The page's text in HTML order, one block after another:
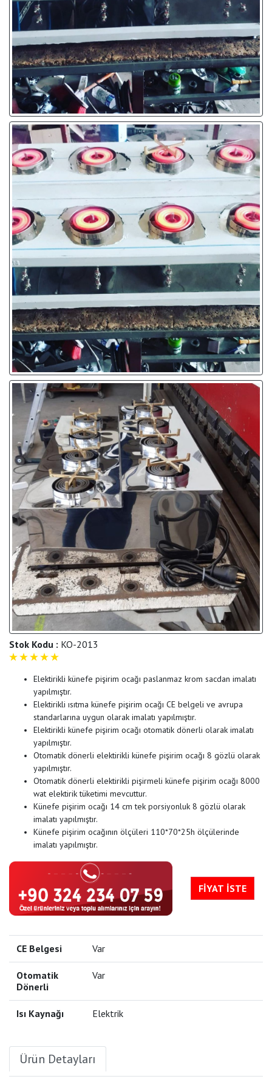
Stok Kodu : KO-2013
Elektirikli künefe pişirim ocağı paslanmaz krom sacdan imalatı
yapılmıştır.
Elektirikli ısıtma künefe pişirim ocağı CE belgeli ve avrupa
standarlarına uygun olarak imalatı yapılmıştır.
Elektirikli künefe pişirim ocağı otomatik dönerli olarak imalatı
yapılmıştır.
Otomatik dönerli elektirikli künefe pişirim ocağı 8 gözlü olarak
yapılmıştır.
Otomatik dönerli elektirikli pişirmeli künefe pişirim ocağı 8000
wat elektirik tüketimi mevcuttur.
Künefe pişirim ocağı 14 cm tek porsiyonluk 8 gözlü olarak
imalatı yapılmıştır.
Künefe pişirim ocağının ölçüleri 110*70*25h ölçülerinde
imalatı yapılmıştır.
FİYAT İSTE
CE Belgesi Var
Otomatik
Dönerli
Var
Isı Kaynağı Elektrik
Ürün Detayları